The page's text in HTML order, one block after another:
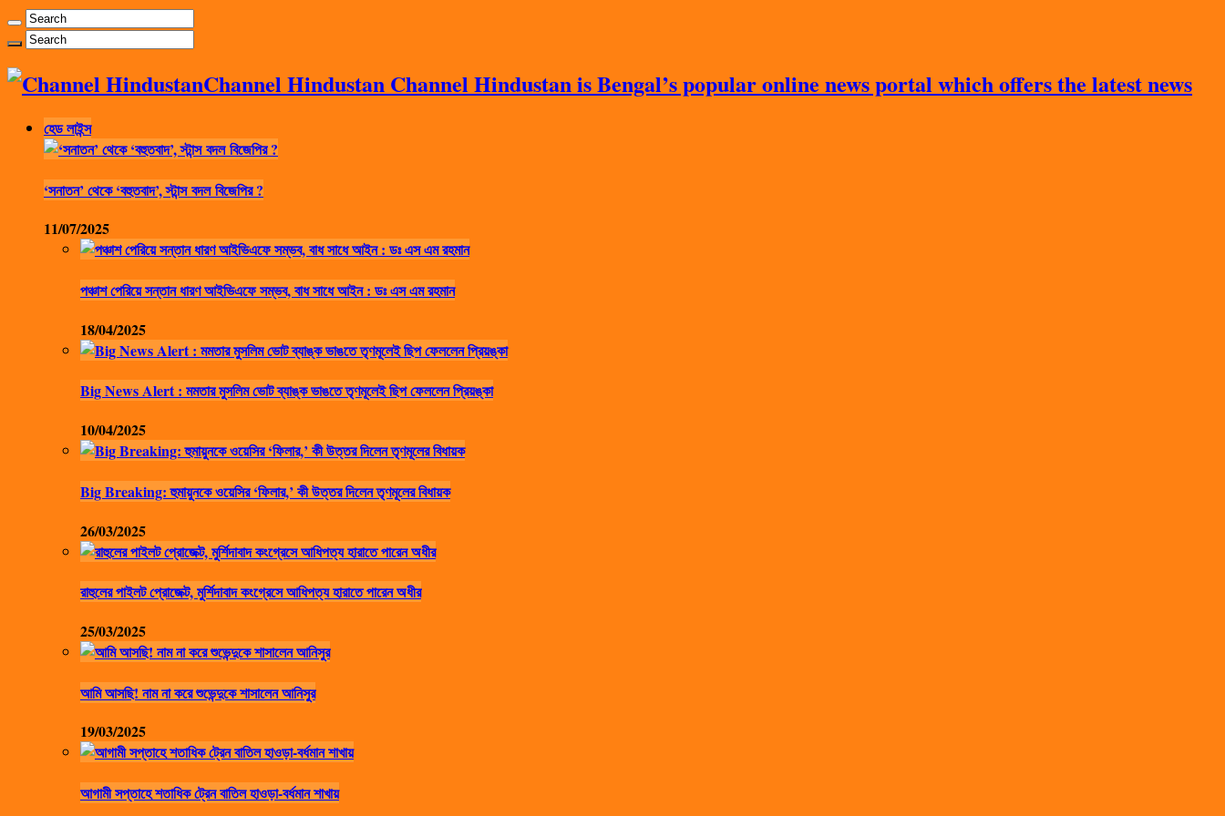
Channel Hindustan Channel Hindustan is Bengal’s popular online news portal which offers the latest news
হেড লাইন্স
‘সনাতন’ থেকে ‘বহুতবাদ’, স্টান্স বদল বিজেপির ?
11/07/2025
পঞ্চাশ পেরিয়ে সন্তান ধারণ আইভিএফে সম্ভব, বাধ সাধে আইন : ডঃ এস এম রহমান
18/04/2025
Big News Alert : মমতার মুসলিম ভোট ব্যাঙ্ক ভাঙতে তৃণমূলেই ছিপ ফেললেন প্রিয়ঙ্কা
10/04/2025
Big Breaking: হুমায়ুনকে ওয়েসির ‘ফিলার,’ কী উত্তর দিলেন তৃণমূলের বিধায়ক
26/03/2025
রাহুলের পাইলট প্রোজেক্ট, মুর্শিদাবাদ কংগ্রেসে আধিপত্য হারাতে পারেন অধীর
25/03/2025
আমি আসছি! নাম না করে শুভেন্দুকে শাসালেন আনিসুর
19/03/2025
আগামী সপ্তাহে শতাধিক ট্রেন বাতিল হাওড়া-বর্ধমান শাখায়